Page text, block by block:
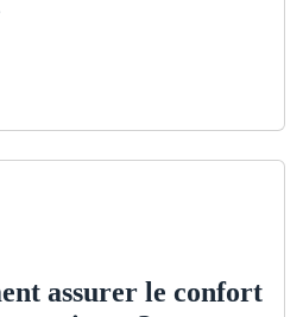
assurer le confort